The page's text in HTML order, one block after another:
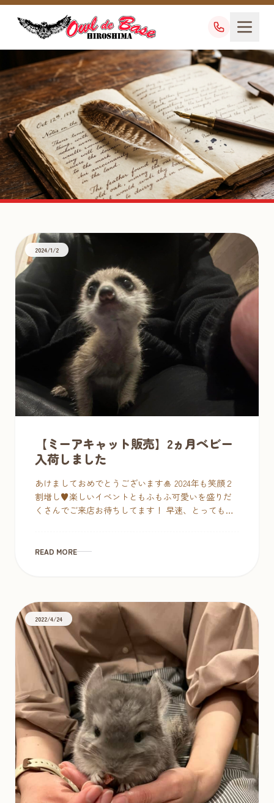
小動物販売
TAG
2024/1/2
【ミーアキャット販売】2ヵ月ベビー
入荷しました
あけましておめでとうございます🎍 2024年も笑顔２
割増し♥楽しいイベントともふもふ可愛いを盛りだ
くさんでご来店お待ちしてます！ 早速、とっても元
READ MORE
2022/4/24